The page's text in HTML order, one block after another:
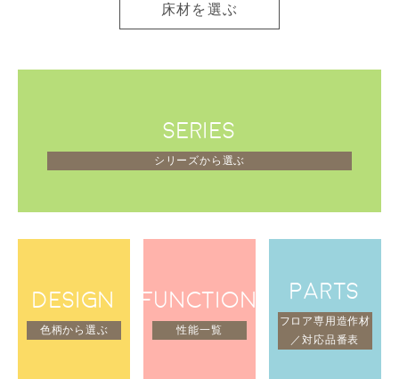
床材を選ぶ
SERIES
シリーズから選ぶ
DESIGN
色柄から選ぶ
FUNCTION
性能一覧
PARTS
フロア専用造作材
／対応品番表